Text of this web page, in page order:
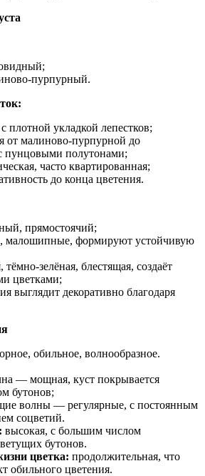
плотной укладкой лепестков;
от малиново‑пурпурной до
пунцовыми полутонами;
часто квартированная;
до конца цветения.
прямостоячий;
малошипные, формируют устойчивую
тёмно‑зелёная, блестящая, создаёт
цветками;
выглядит декоративно благодаря
обильное, волнообразное.
— мощная, куст покрывается
бутонов;
волны — регулярные, с постоянным
соцветий.
высокая, с большим числом
бутонов.
цветка: продолжительная, что
обильного цветения.